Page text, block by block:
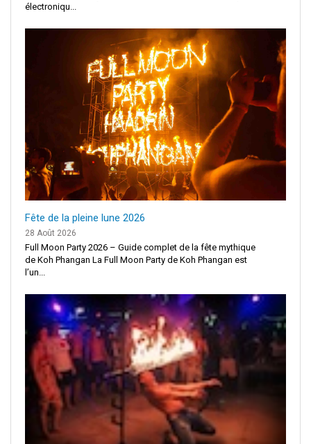
électroniqu...
Fête de la pleine lune 2026
28 Août 2026
Full Moon Party 2026 – Guide complet de la fête mythique
de Koh Phangan La Full Moon Party de Koh Phangan est
l’un...